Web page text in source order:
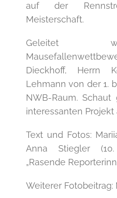
auf der
Meisterschaft.
Geleitet
Dieckhoff, Herrn
Lehmann von der 1.
NWB-Raum.
interessanten Projekt
Text und Fotos:
Anna Stiegler
„Rasende
Weiterer Fotobeitrag: